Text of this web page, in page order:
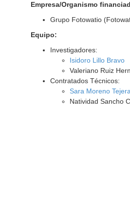
Empresa/Organismo
Grupo Fotowatio
Equipo:
Investigadores:
Isidoro Lillo Bravo
Valeriano Ruiz
Contratados Técnicos:
Sara Moreno Tejera
Natividad Sancho